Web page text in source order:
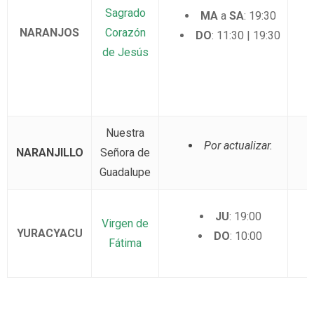
NARANJOS
Sagrado
Corazón
de Jesús
MAa SA: 19:30
DO: 11:30 | 19:30
NARANJILLO
Nuestra
Señora de
Guadalupe
Por actualizar.
YURACYACU
Virgen de
Fátima
JU: 19:00
DO: 10:00